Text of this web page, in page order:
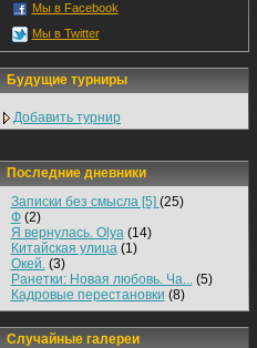
Мы в Facebook
Мы в Twitter
Будущие турниры
Добавить турнир
Последние дневники
Записки без смысла [5] (25)
Ф(2)
Я вернулась. Olya(14)
Китайская улица(1)
Окей.(3)
Ранетки: Новая любовь. Ча...(5)
Кадровые перестановки (8)
Случайные галереи